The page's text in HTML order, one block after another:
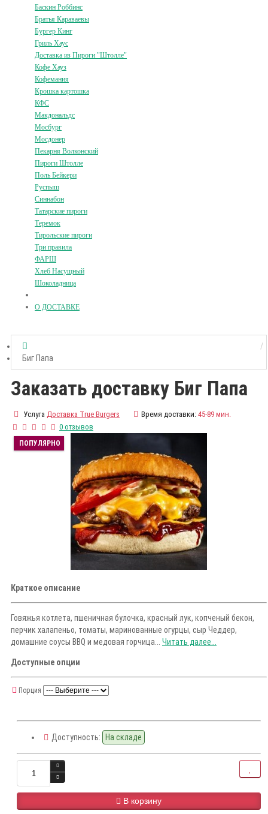
Баскин Роббинс
Братья Караваевы
Бургер Кинг
Гриль Хаус
Доставка из Пироги "Штолле"
Кофе Хауз
Кофемания
Крошка картошка
КФС
Макдональдс
Мосбург
Мосдонер
Пекарня Волконский
Пироги Штолле
Поль Бейкери
Руспыш
Синнабон
Татарские пироги
Теремок
Тирольские пироги
Три правила
ФАРШ
Хлеб Насущный
Шоколадница
О ДОСТАВКЕ
Биг Папа
Заказать доставку Биг Папа
Услуга Доставка True Burgers Время доставки: 45-89 мин.
0 отзывов
ПОПУЛЯРНО
Краткое описание
Говяжья котлета, пшеничная булочка, красный лук, копченый бекон,
перчик халапеньо, томаты, маринованные огурцы, сыр Чеддер,
домашние соусы BBQ и медовая горчица... Читать далее...
Доступные опции
Порция
Доступность: На складе
В корзину